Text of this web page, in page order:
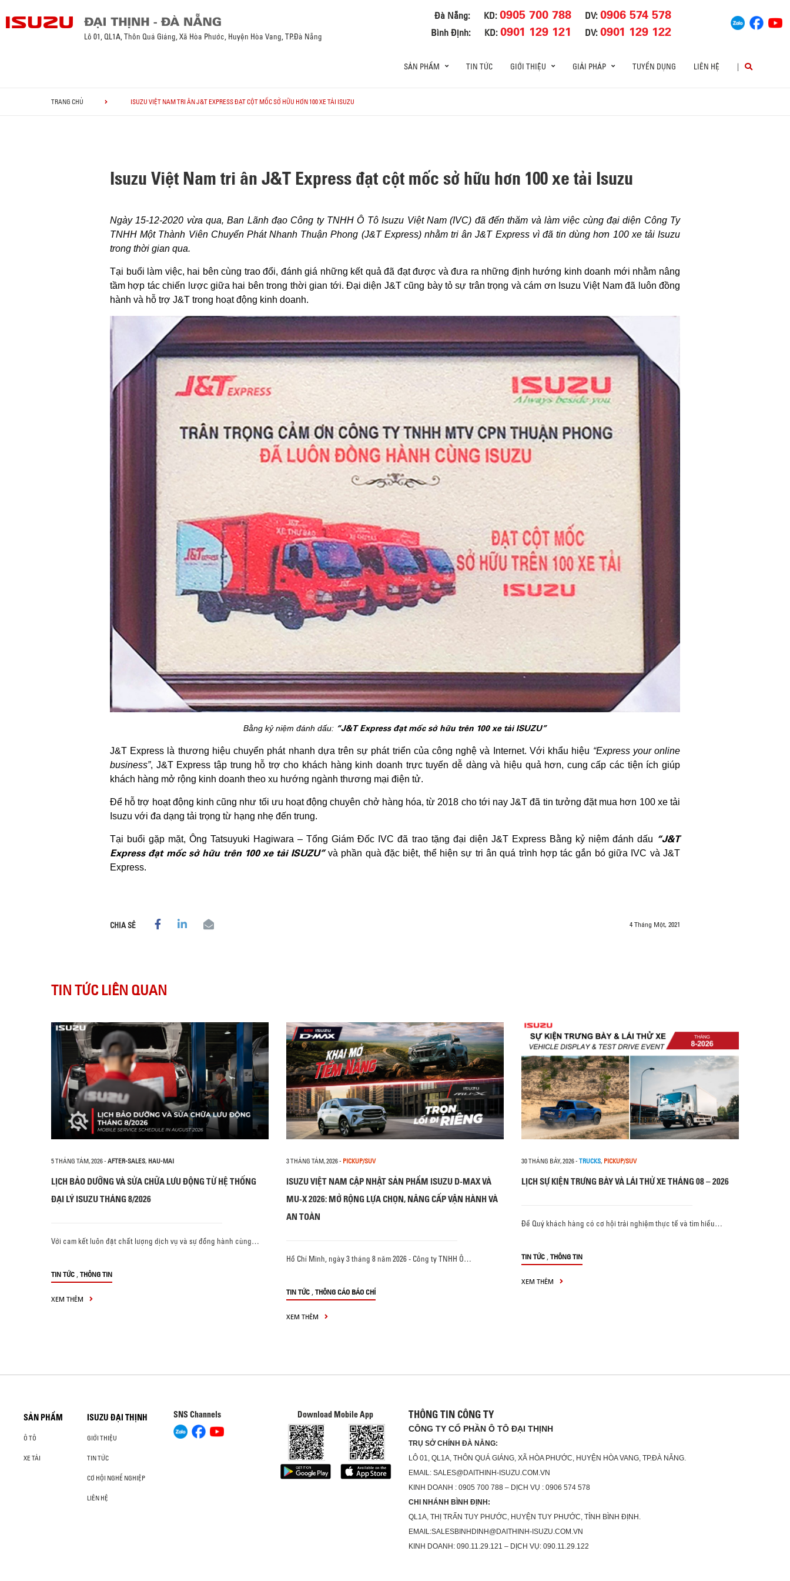
Đà Nẵng: KD:0905 700 788 DV:0906 574 578
Bình Định: KD:0901 129 121 DV:0901 129 122
Lô 01, QL1A, Thôn Quá Giáng, Xã Hòa Phước, Huyện Hòa Vang, TP.Đà Nẵng
SẢN PHẨM TIN TỨC GIỚI THIỆU GIẢI PHÁP TUYỂN DỤNG LIÊN HỆ |
TRANG CHỦ ISUZU VIỆT NAM TRI ÂN J&T EXPRESS ĐẠT CỘT MỐC SỞ HỮU HƠN 100 XE TẢI ISUZU
Isuzu Việt Nam tri ân J&T Express đạt cột mốc sở hữu hơn 100 xe tải Isuzu
Ngày 15-12-2020 vừa qua, Ban Lãnh đạo Công ty TNHH Ô Tô Isuzu Việt Nam (IVC) đã đến thăm và làm việc cùng đại diện Công Ty
TNHH Một Thành Viên Chuyển Phát Nhanh Thuận Phong (J&T Express) nhằm tri ân J&T Express vì đã tin dùng hơn 100 xe tải Isuzu
trong thời gian qua.
Tại buổi làm việc, hai bên cùng trao đổi, đánh giá những kết quả đã đạt được và đưa ra những định hướng kinh doanh mới nhằm nâng
tầm hợp tác chiến lược giữa hai bên trong thời gian tới. Đại diện J&T cũng bày tỏ sự trân trọng và cám ơn Isuzu Việt Nam đã luôn đồng
hành và hỗ trợ J&T trong hoạt động kinh doanh.
Bằng kỷ niệm đánh dấu: “J&T Express đạt mốc sở hữu trên 100 xe tải ISUZU”
J&T Express là thương hiệu chuyển phát nhanh dựa trên sự phát triển của công nghệ và Internet. Với khẩu hiệu “Express your online
business”, J&T Express tập trung hỗ trợ cho khách hàng kinh doanh trực tuyến dễ dàng và hiệu quả hơn, cung cấp các tiện ích giúp
khách hàng mở rộng kinh doanh theo xu hướng ngành thương mại điện tử.
Để hỗ trợ hoạt động kinh cũng như tối ưu hoạt động chuyên chở hàng hóa, từ 2018 cho tới nay J&T đã tin tưởng đặt mua hơn 100 xe tải
Isuzu với đa dạng tải trọng từ hạng nhẹ đến trung.
Tại buổi gặp mặt, Ông Tatsuyuki Hagiwara – Tổng Giám Đốc IVC đã trao tặng đại diện J&T Express Bằng kỷ niệm đánh dấu “J&T
Express đạt mốc sở hữu trên 100 xe tải ISUZU”và phần quà đặc biệt, thể hiện sự tri ân quá trình hợp tác gắn bó giữa IVC và J&T
Express.
CHIA SẺ 4 Tháng Một, 2021
TIN TỨC LIÊN QUAN
5 THÁNG TÁM, 2026- AFTER-SALES, HAU-MAI
LỊCH BẢO DƯỠNG VÀ SỬA CHỮA LƯU ĐỘNG TỪ HỆ THỐNG
ĐẠI LÝ ISUZU THÁNG 8/2026
Với cam kết luôn đặt chất lượng dịch vụ và sự đồng hành cùng…
TIN TỨC , THÔNG TIN
XEM THÊM
3 THÁNG TÁM, 2026- PICKUP/SUV
ISUZU VIỆT NAM CẬP NHẬT SẢN PHẨM ISUZU D-MAX VÀ
MU-X 2026: MỞ RỘNG LỰA CHỌN, NÂNG CẤP VẬN HÀNH VÀ
AN TOÀN
Hồ Chí Minh, ngày 3 tháng 8 năm 2026 - Công ty TNHH Ô…
TIN TỨC , THÔNG CÁO BÁO CHÍ
XEM THÊM
30 THÁNG BẢY, 2026- TRUCKS, PICKUP/SUV
LỊCH SỰ KIỆN TRƯNG BÀY VÀ LÁI THỬ XE THÁNG 08 – 2026
Để Quý khách hàng có cơ hội trải nghiệm thực tế và tìm hiểu…
TIN TỨC , THÔNG TIN
XEM THÊM
SẢN PHẨM
Ô TÔ
XE TẢI
ISUZU ĐẠI THỊNH
GIỚI THIỆU
TIN TỨC
CƠ HỘI NGHỀ NGHIỆP
LIÊN HỆ
SNS Channels Download Mobile App THÔNG TIN CÔNG TY
CÔNG TY CỔ PHẦN Ô TÔ ĐẠI THỊNH
TRỤ SỞ CHÍNH ĐÀ NẴNG:
LÔ 01, QL1A, THÔN QUÁ GIÁNG, XÃ HÒA PHƯỚC, HUYỆN HÒA VANG, TP.ĐÀ NẴNG.
EMAIL: SALES@DAITHINH-ISUZU.COM.VN
KINH DOANH : 0905 700 788 – DỊCH VỤ : 0906 574 578
CHI NHÁNH BÌNH ĐỊNH:
QL1A, THỊ TRẤN TUY PHƯỚC, HUYỆN TUY PHƯỚC, TỈNH BÌNH ĐỊNH.
EMAIL:SALESBINHDINH@DAITHINH-ISUZU.COM.VN
KINH DOANH: 090.11.29.121 – DỊCH VỤ: 090.11.29.122